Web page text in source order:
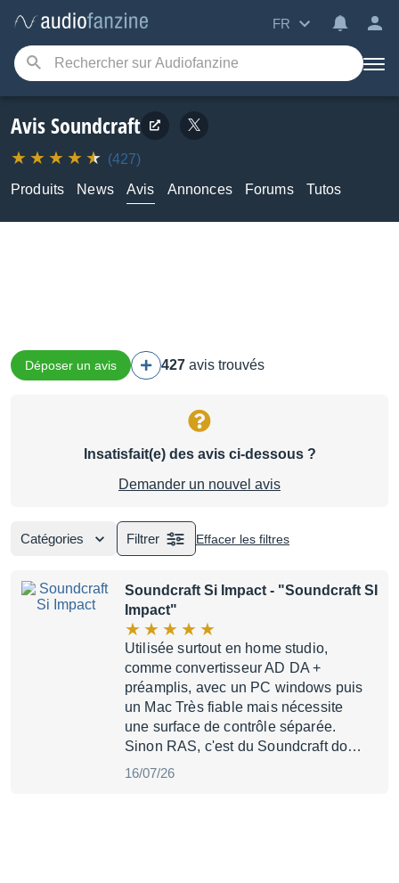
FR
Avis Soundcraft
(427)
Produits
News Avis Annonces Forums Tutos
Déposer un avis 427 avis trouvés
Insatisfait(e) des avis ci-dessous ?
Demander un nouvel avis
Catégories Filtrer Effacer les filtres
Soundcraft Si Impact - "Soundcraft SI
Impact"
Utilisée surtout en home studio,
comme convertisseur AD DA +
préamplis, avec un PC windows puis
un Mac Très fiable mais nécessite
une surface de contrôle séparée.
Sinon RAS, c'est du Soundcraft do…
16/07/26